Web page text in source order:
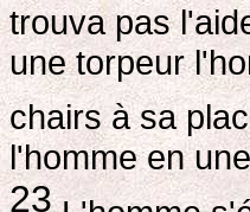
trouva pas
une torpeur
chairs à sa
l'homme en
23